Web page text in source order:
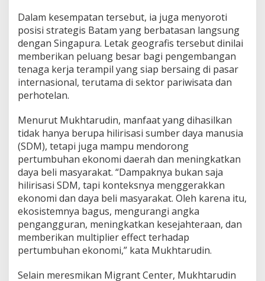
Dalam kesempatan tersebut, ia juga menyoroti
posisi strategis Batam yang berbatasan langsung
dengan Singapura. Letak geografis tersebut dinilai
memberikan peluang besar bagi pengembangan
tenaga kerja terampil yang siap bersaing di pasar
internasional, terutama di sektor pariwisata dan
perhotelan.
Menurut Mukhtarudin, manfaat yang dihasilkan
tidak hanya berupa hilirisasi sumber daya manusia
(SDM), tetapi juga mampu mendorong
pertumbuhan ekonomi daerah dan meningkatkan
daya beli masyarakat. “Dampaknya bukan saja
hilirisasi SDM, tapi konteksnya menggerakkan
ekonomi dan daya beli masyarakat. Oleh karena itu,
ekosistemnya bagus, mengurangi angka
pengangguran, meningkatkan kesejahteraan, dan
memberikan multiplier effect terhadap
pertumbuhan ekonomi,” kata Mukhtarudin.
Selain meresmikan Migrant Center, Mukhtarudin